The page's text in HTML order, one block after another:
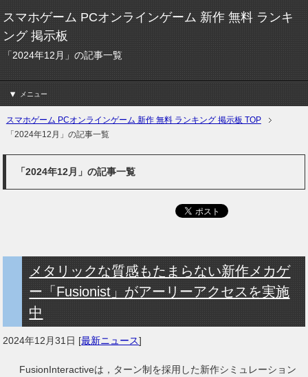
スマホゲーム PCオンラインゲーム 新作 無料 ランキ
ング 掲示板
「2024年12月」の記事一覧
メニュー
スマホゲーム PCオンラインゲーム 新作 無料 ランキング 掲示板 TOP
「2024年12月」の記事一覧
「2024年12月」の記事一覧
メタリックな質感もたまらない新作メカゲ
ー「Fusionist」がアーリーアクセスを実施
中
2024年12月31日 [最新ニュース]
FusionInteractiveは，ターン制を採用した新作シミュレーション